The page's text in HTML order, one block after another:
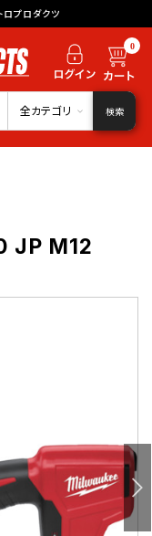
ロプロダクツ
0
全カテゴリ 検索
JP M12